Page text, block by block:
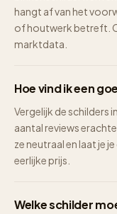
hangt af van het
of houtwerk betreft.
marktdata.
Hoe vind ik een
Vergelijk de schilders
aantal reviews
ze neutraal en laat je
eerlijke prijs.
Welke schilder